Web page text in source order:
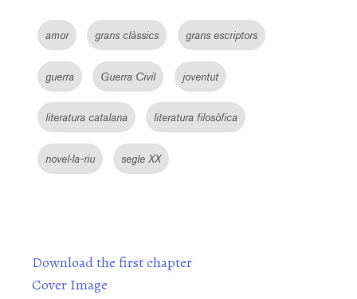
amor grans clàssics grans escriptors
guerra Guerra Civil joventut
literatura catalana literatura filosòfica
novel·la-riu segle XX
Download the first chapter
Cover Image